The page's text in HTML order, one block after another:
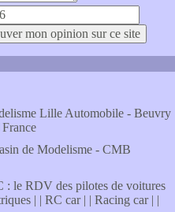
Lille Automobile - Beuvry
de Modelisme - CMB
: le RDV des pilotes de voitures
| | RC car | | Racing car | |